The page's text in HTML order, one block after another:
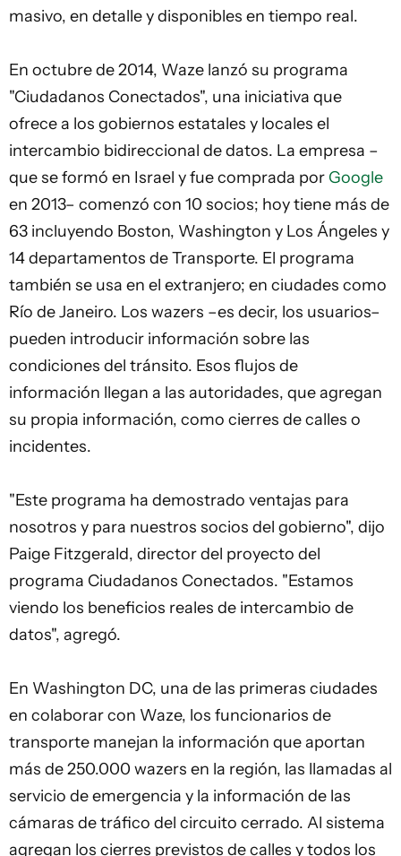
masivo, en detalle y disponibles en tiempo real.
En octubre de 2014, Waze lanzó su programa
"Ciudadanos Conectados", una iniciativa que
ofrece a los gobiernos estatales y locales el
intercambio bidireccional de datos. La empresa –
que se formó en Israel y fue comprada por Google
en 2013– comenzó con 10 socios; hoy tiene más de
63 incluyendo Boston, Washington y Los Ángeles y
14 departamentos de Transporte. El programa
también se usa en el extranjero; en ciudades como
Río de Janeiro. Los wazers –es decir, los usuarios–
pueden introducir información sobre las
condiciones del tránsito. Esos flujos de
información llegan a las autoridades, que agregan
su propia información, como cierres de calles o
incidentes.
"Este programa ha demostrado ventajas para
nosotros y para nuestros socios del gobierno", dijo
Paige Fitzgerald, director del proyecto del
programa Ciudadanos Conectados. "Estamos
viendo los beneficios reales de intercambio de
datos", agregó.
En Washington DC, una de las primeras ciudades
en colaborar con Waze, los funcionarios de
transporte manejan la información que aportan
más de 250.000 wazers en la región, las llamadas al
servicio de emergencia y la información de las
cámaras de tráfico del circuito cerrado. Al sistema
agregan los cierres previstos de calles y todos los